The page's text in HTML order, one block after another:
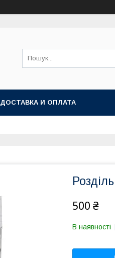
ДОСТАВКА И ОПЛАТА
500 ₴
В наявності